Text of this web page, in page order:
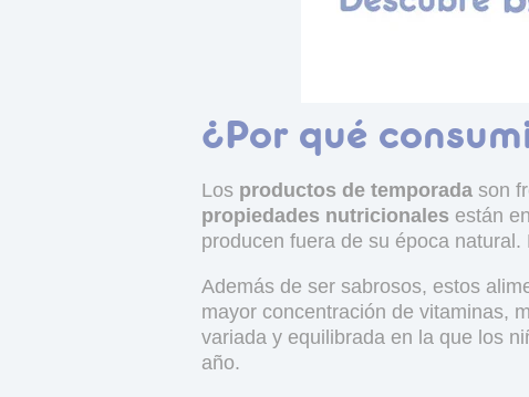
¿Por qué
Los productos de temporada son
propiedades nutricionales están
producen fuera de su época
Además de ser sabrosos, estos
mayor concentración de vitaminas,
variada y equilibrada en la que los
año.